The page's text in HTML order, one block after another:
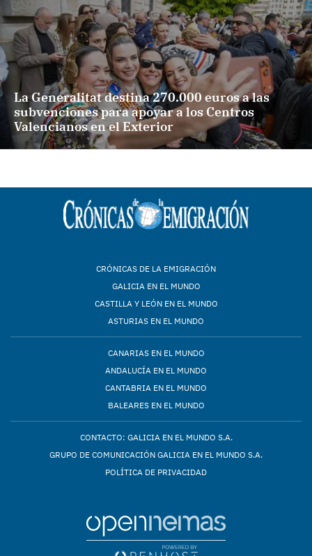
La Generalitat destina 270.000 euros a las
subvenciones para apoyar a los Centros
Valencianos en el Exterior
CRÓNICAS DE LA EMIGRACIÓN
GALICIA EN EL MUNDO
CASTILLA Y LEÓN EN EL MUNDO
ASTURIAS EN EL MUNDO
CANARIAS EN EL MUNDO
ANDALUCÍA EN EL MUNDO
CANTABRIA EN EL MUNDO
BALEARES EN EL MUNDO
CONTACTO: GALICIA EN EL MUNDO S.A.
GRUPO DE COMUNICACIÓN GALICIA EN EL MUNDO S.A.
POLÍTICA DE PRIVACIDAD